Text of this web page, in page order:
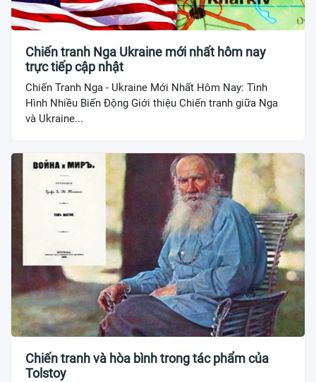
Chiến tranh Nga Ukraine mới nhất hôm nay
trực tiếp cập nhật
Chiến Tranh Nga - Ukraine Mới Nhất Hôm Nay: Tình
Hình Nhiều Biến Động Giới thiệu Chiến tranh giữa Nga
và Ukraine...
Chiến tranh và hòa bình trong tác phẩm của
Tolstoy